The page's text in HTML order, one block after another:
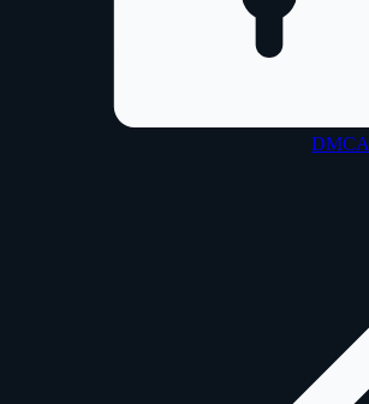
DMCA